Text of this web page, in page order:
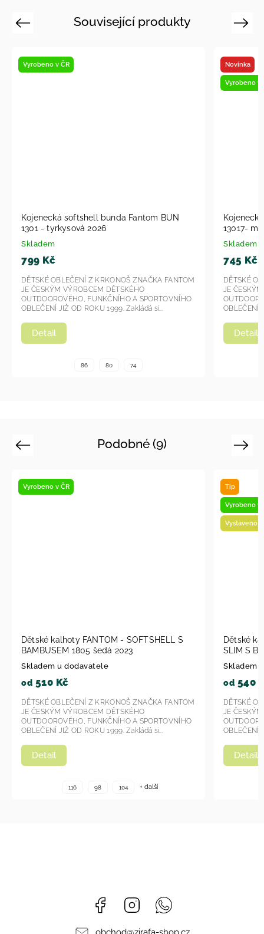
Související produkty
Previous
BUN
FANTOM
Kojenecká softshell bunda Fantom BUN
13017- modrá s reflexním potiskem -
DĚTSKÉ OBLEČENÍ Z KRKONOŠ ZNAČKA FANTOM
JE ČESKÝM VÝROBCEM DĚTSKÉHO
OUTDOOROVÉHO, FUNKČNÍHO A SPORTOVNÍHO
OBLEČENÍ JIŽ OD ROKU 1999. Zakládá si...
86
Next
Podobné (9)
Previous
FANTOM - SOFTSHELL S
1805 šedá 2023
dodavatele
Z KRKONOŠ ZNAČKA FANTOM
VÝROBCEM DĚTSKÉHO
FUNKČNÍHO A SPORTOVNÍHO
OD ROKU 1999. Zakládá si...
+ další
Vystaveno na prodejně
Dětské kalhoty FANTOM
SLIM S BAMBUSEM
Skladem u dodavatele
DĚTSKÉ OBLEČENÍ Z
JE ČESKÝM VÝROBCEM
OUTDOOROVÉHO,
OBLEČENÍ JIŽ OD ROKU
Next
Facebook Instagram